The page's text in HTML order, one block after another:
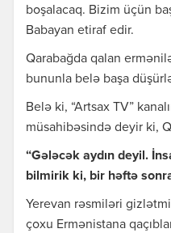
boşalacaq. Bizim üçün
Babayan etiraf edir.
Qarabağda qalan
bununla belə başa
Belə ki, “Artsax TV”
müsahibəsində deyir ki,
“Gələcək aydın deyil.
bilmirik ki, bir həftə
Yerevan rəsmiləri
çoxu Ermənistana